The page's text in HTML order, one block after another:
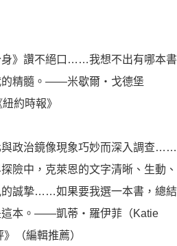
身》讚不絕口……我想不出有哪本書
的精髓。——米歇爾・戈德堡
約時報》
政治鏡像現象巧妙而深入調查……
險中，克萊恩的文字清晰、生動、
的誠摯……如果要我選一本書，總結
這本。——凱蒂・羅伊菲（Katie
（編輯推薦）